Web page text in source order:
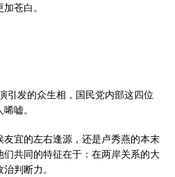
苍白。
引发的众生相，国民党内部这四位
嘘。
宜的左右逢源，还是卢秀燕的本末
共同的特征在于：在两岸关系的大
判断力。